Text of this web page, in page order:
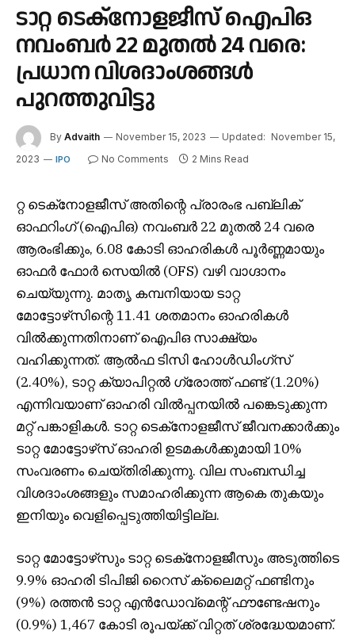
ടാറ്റ ടെക്‌നോളജീസ് ഐപിഒ
നവംബർ 22 മുതൽ 24 വരെ:
പ്രധാന വിശദാംശങ്ങൾ
പുറത്തുവിട്ടു
By Advaith November 15, 2023 Updated: November 15,
2023
IPO No Comments 2 Mins Read
റ്റ ടെക്‌നോളജീസ് അതിന്റെ പ്രാരംഭ പബ്ലിക്
ഓഫറിംഗ് (ഐപിഒ) നവംബർ 22 മുതൽ 24 വരെ
ആരംഭിക്കും, 6.08 കോടി ഓഹരികൾ പൂർണ്ണമായും
ഓഫർ ഫോർ സെയിൽ (OFS) വഴി വാഗ്ദാനം
ചെയ്യുന്നു. മാതൃ കമ്പനിയായ ടാറ്റ
മോട്ടോഴ്‌സിന്റെ 11.41 ശതമാനം ഓഹരികൾ
വിൽക്കുന്നതിനാണ് ഐപിഒ സാക്ഷ്യം
വഹിക്കുന്നത്. ആൽഫ ടിസി ഹോൾഡിംഗ്‌സ്
(2.40%), ടാറ്റ ക്യാപിറ്റൽ ഗ്രോത്ത് ഫണ്ട് (1.20%)
എന്നിവയാണ് ഓഹരി വിൽപ്പനയിൽ പങ്കെടുക്കുന്ന
മറ്റ് പങ്കാളികൾ. ടാറ്റ ടെക്‌നോളജീസ് ജീവനക്കാർക്കും
ടാറ്റ മോട്ടോഴ്‌സ് ഓഹരി ഉടമകൾക്കുമായി 10%
സംവരണം ചെയ്തിരിക്കുന്നു. വില സംബന്ധിച്ച
വിശദാംശങ്ങളും സമാഹരിക്കുന്ന ആകെ തുകയും
ഇനിയും വെളിപ്പെടുത്തിയിട്ടില്ല.
ടാറ്റ മോട്ടോഴ്‌സും ടാറ്റ ടെക്‌നോളജീസും അടുത്തിടെ
9.9% ഓഹരി ടിപിജി റൈസ് ക്ലൈമറ്റ് ഫണ്ടിനും
(9%) രത്തൻ ടാറ്റ എൻഡോവ്‌മെന്റ് ഫൗണ്ടേഷനും
(0.9%) 1,467 കോടി രൂപയ്ക്ക് വിറ്റത് ശ്രദ്ധേയമാണ്.